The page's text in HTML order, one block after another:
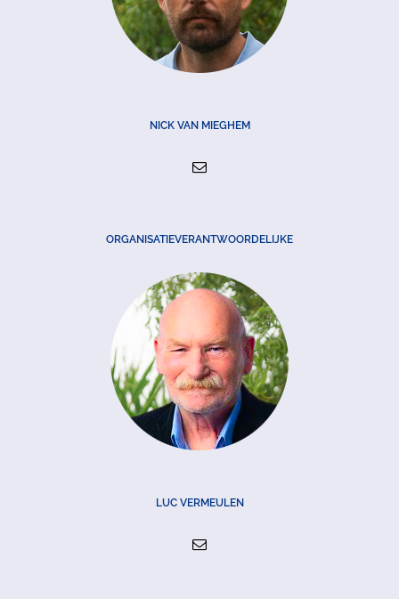
NICK VAN MIEGHEM
ORGANISATIEVERANTWOORDELIJKE
LUC VERMEULEN